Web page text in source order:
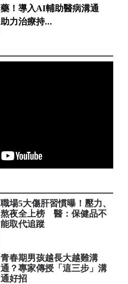
藥！導入AI輔助醫病溝通
助力治療持...
職場5大傷肝習慣曝！壓力、
熬夜全上榜 醫：保健品不
能取代追蹤
青春期男孩越長大越難溝
通？專家傳授「這三步」溝
通好招